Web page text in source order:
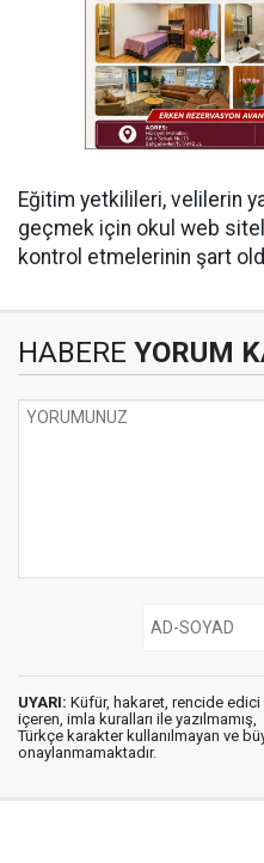
Eğitim yetkilileri, velilerin
geçmek için okul web
kontrol etmelerinin şart
HABERE YORUM
UYARI: Küfür, hakaret, rencide edici
içeren, imla kuralları ile yazılmamış,
Türkçe karakter kullanılmayan ve
onaylanmamaktadır.